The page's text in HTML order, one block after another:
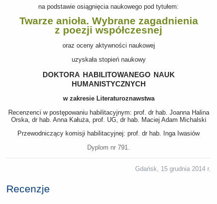
na podstawie osiągnięcia naukowego pod tytułem:
Twarze anioła. Wybrane zagadnienia
z poezji współczesnej
oraz oceny aktywności naukowej
uzyskała stopień naukowy
doktora habilitowanego nauk
humanistycznych
w zakresie Literaturoznawstwa
Recenzenci w postępowaniu habilitacyjnym: prof. dr hab. Joanna Halina
Orska, dr hab. Anna Kałuża, prof. UG, dr hab. Maciej Adam Michalski
Przewodniczący komisji habilitacyjnej: prof. dr hab. Inga Iwasiów
Dyplom nr 791.
Gdańsk, 15 grudnia 2014 r.
Recenzje